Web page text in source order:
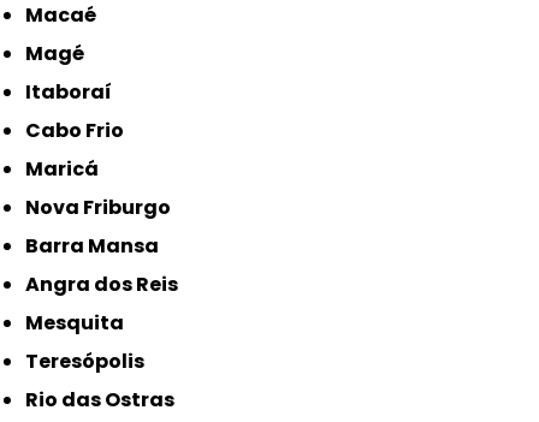
Macaé
Magé
Itaboraí
Cabo Frio
Maricá
Nova Friburgo
Barra Mansa
Angra dos Reis
Mesquita
Teresópolis
Rio das Ostras